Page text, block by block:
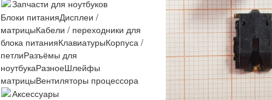
Запчасти для ноутбуков
Блоки питанияДисплеи /
матрицыКабели / переходники для
блока питанияКлавиатурыКорпуса /
петлиРазъёмы для
ноутбукаРазноеШлейфы
матрицыВентиляторы процессора
Аксессуары